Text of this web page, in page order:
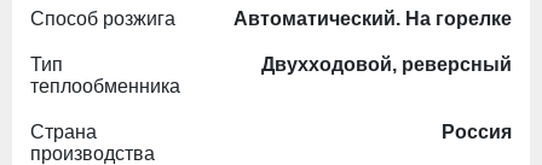
Способ розжига Автоматический. На горелке
Тип
теплообменника
Двухходовой, реверсный
Страна
производства
Россия